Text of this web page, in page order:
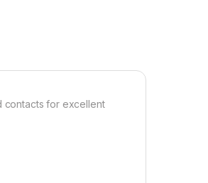
contacts for excellent